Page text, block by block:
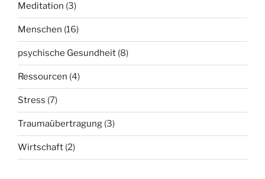
Meditation (3)
Menschen (16)
psychische Gesundheit (8)
Ressourcen (4)
Stress (7)
Traumaübertragung (3)
Wirtschaft (2)